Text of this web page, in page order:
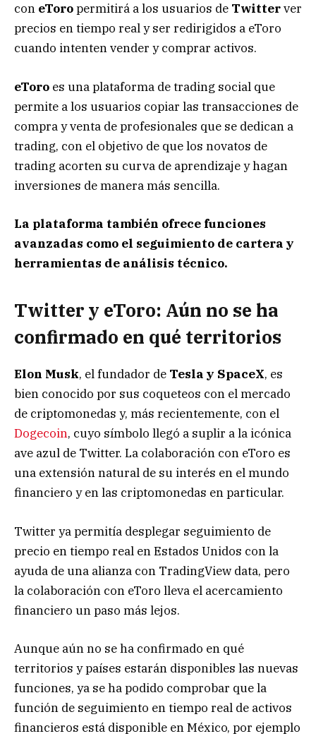
con eToropermitirá a los usuarios de Twitterver
precios en tiempo real y ser redirigidos a eToro
cuando intenten vender y comprar activos.
eToro es una plataforma de trading social que
permite a los usuarios copiar las transacciones de
compra y venta de profesionales que se dedican a
trading, con el objetivo de que los novatos de
trading acorten su curva de aprendizaje y hagan
inversiones de manera más sencilla.
La plataforma también ofrece funciones
avanzadas como el seguimiento de cartera y
herramientas de análisis técnico.
Twitter y eToro: Aún no se ha
confirmado en qué territorios
Elon Musk, el fundador de Tesla y SpaceX, es
bien conocido por sus coqueteos con el mercado
de criptomonedas y, más recientemente, con el
Dogecoin, cuyo símbolo llegó a suplir a la icónica
ave azul de Twitter. La colaboración con eToro es
una extensión natural de su interés en el mundo
financiero y en las criptomonedas en particular.
Twitter ya permitía desplegar seguimiento de
precio en tiempo real en Estados Unidos con la
ayuda de una alianza con TradingView data, pero
la colaboración con eToro lleva el acercamiento
financiero un paso más lejos.
Aunque aún no se ha confirmado en qué
territorios y países estarán disponibles las nuevas
funciones, ya se ha podido comprobar que la
función de seguimiento en tiempo real de activos
financieros está disponible en México, por ejemplo